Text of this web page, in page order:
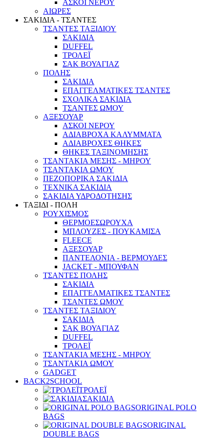
ΑΣΚΟΙ ΝΕΡΟΥ
ΑΙΩΡΕΣ
ΣΑΚΙΔΙΑ - ΤΣΑΝΤΕΣ
ΤΣΑΝΤΕΣ ΤΑΞΙΔΙΟΥ
ΣΑΚΙΔΙΑ
DUFFEL
ΤΡΟΛΕΪ
ΣΑΚ ΒΟΥΑΓΙΑΖ
ΠΟΛΗΣ
ΣΑΚΙΔΙΑ
ΕΠΑΓΓΕΛΜΑΤΙΚΕΣ ΤΣΑΝΤΕΣ
ΣΧΟΛΙΚΑ ΣΑΚΙΔΙΑ
ΤΣΑΝΤΕΣ ΩΜΟΥ
ΑΞΕΣΟΥΑΡ
ΑΣΚΟΙ ΝΕΡΟΥ
ΑΔΙΑΒΡΟΧΑ ΚΑΛΥΜΜΑΤΑ
ΑΔΙΑΒΡΟΧΕΣ ΘΗΚΕΣ
ΘΗΚΕΣ ΤΑΞΙΝΟΜΗΣΗΣ
ΤΣΑΝΤΑΚΙΑ ΜΕΣΗΣ - ΜΗΡΟΥ
ΤΣΑΝΤΑΚΙΑ ΩΜΟΥ
ΠΕΖΟΠΟΡΙΚΑ ΣΑΚΙΔΙΑ
ΤΕΧΝΙΚΑ ΣΑΚΙΔΙΑ
ΣΑΚΙΔΙΑ ΥΔΡΟΔΟΤΗΣΗΣ
ΤΑΞΙΔΙ - ΠΟΛΗ
ΡΟΥΧΙΣΜΟΣ
ΘΕΡΜΟΕΣΩΡΟΥΧΑ
ΜΠΛΟΥΖΕΣ - ΠΟΥΚΑΜΙΣΑ
FLEECE
ΑΞΕΣΟΥΑΡ
ΠΑΝΤΕΛΟΝΙΑ - ΒΕΡΜΟΥΔΕΣ
JACKET - ΜΠΟΥΦΑΝ
ΤΣΑΝΤΕΣ ΠΟΛΗΣ
ΣΑΚΙΔΙΑ
ΕΠΑΓΓΕΛΜΑΤΙΚΕΣ ΤΣΑΝΤΕΣ
ΤΣΑΝΤΕΣ ΩΜΟΥ
ΤΣΑΝΤΕΣ ΤΑΞΙΔΙΟΥ
ΣΑΚΙΔΙΑ
ΣΑΚ ΒΟΥΑΓΙΑΖ
DUFFEL
ΤΡΟΛΕΪ
ΤΣΑΝΤΑΚΙΑ ΜΕΣΗΣ - ΜΗΡΟΥ
ΤΣΑΝΤΑΚΙΑ ΩΜΟΥ
GADGET
BACK2SCHOOL
ΤΡΟΛΕΪ
ΣΑΚΙΔΙΑ
ORIGINAL POLO
BAGS
ORIGINAL
DOUBLE BAGS